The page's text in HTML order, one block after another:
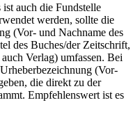
auch die Fundstelle
werden, sollte die
(Vor- und Nachname des
des Buches/der Zeitschrift,
Verlag) umfassen. Bei
(Vor-
die direkt zu der
Empfehlenswert ist es